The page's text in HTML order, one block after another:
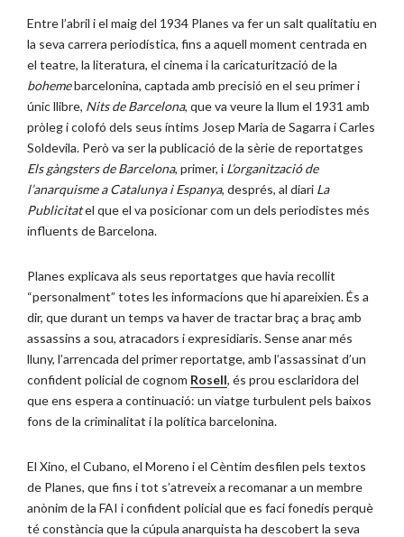
Entre l’abril i el maig del 1934 Planes va fer un salt qualitatiu en
la seva carrera periodística, fins a aquell moment centrada en
el teatre, la literatura, el cinema i la caricaturització de la
bohemebarcelonina, captada amb precisió en el seu primer i
únic llibre, Nits de Barcelona, que va veure la llum el 1931 amb
pròleg i colofó dels seus íntims Josep Maria de Sagarra i Carles
Soldevila. Però va ser la publicació de la sèrie de reportatges
Els gàngsters de Barcelona, primer, i L’organització de
l’anarquisme a Catalunya i Espanya, després, al diari La
Publicitatel que el va posicionar com un dels periodistes més
influents de Barcelona.
Planes explicava als seus reportatges que havia recollit
“personalment” totes les informacions que hi apareixien. És a
dir, que durant un temps va haver de tractar braç a braç amb
assassins a sou, atracadors i expresidiaris. Sense anar més
lluny, l’arrencada del primer reportatge, amb l’assassinat d’un
confident policial de cognom Rosell, és prou esclaridora del
que ens espera a continuació: un viatge turbulent pels baixos
fons de la criminalitat i la política barcelonina.
El Xino, el Cubano, el Moreno i el Cèntim desfilen pels textos
de Planes, que fins i tot s’atreveix a recomanar a un membre
anònim de la FAI i confident policial que es faci fonedís perquè
té constància que la cúpula anarquista ha descobert la seva